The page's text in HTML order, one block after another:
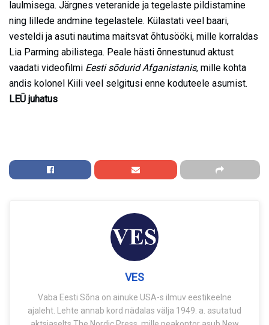
laulmisega. Järgnes veteranide ja tegelaste pildistamine
ning lillede andmine tegelastele. Külastati veel baari,
vesteldi ja asuti nautima maitsvat õhtusööki, mille korraldas
Lia Parming abilistega. Peale hästi õnnestunud aktust
vaadati videofilmi Eesti sõdurid Afganistanis, mille kohta
andis kolonel Kiili veel selgitusi enne koduteele asumist.
LEÜ juhatus
VES
Vaba Eesti Sõna on ainuke USA-s ilmuv eestikeelne
ajaleht. Lehte annab kord nädalas välja 1949. a. asutatud